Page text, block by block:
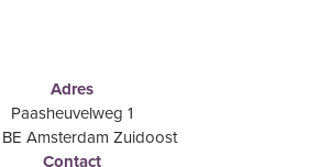
Adres
Paasheuvelweg 1
BE Amsterdam Zuidoost
Contact